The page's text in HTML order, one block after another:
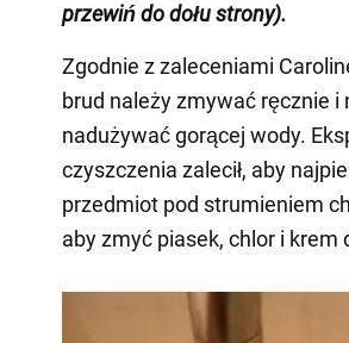
przewiń do dołu strony).
Zgodnie z zaleceniami
brud należy zmywać ręcznie i
nadużywać gorącej wody.
czyszczenia zalecił, aby
przedmiot pod strumieniem
aby zmyć piasek, chlor i krem